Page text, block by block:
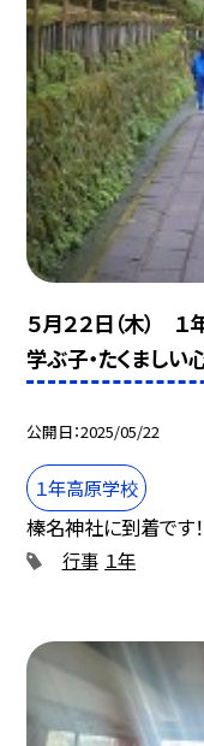
５月２２日（木）
学ぶ子・たくましい
公開日 2025/05/22
１年高原学校
榛名神社に到着です！
行事 １年